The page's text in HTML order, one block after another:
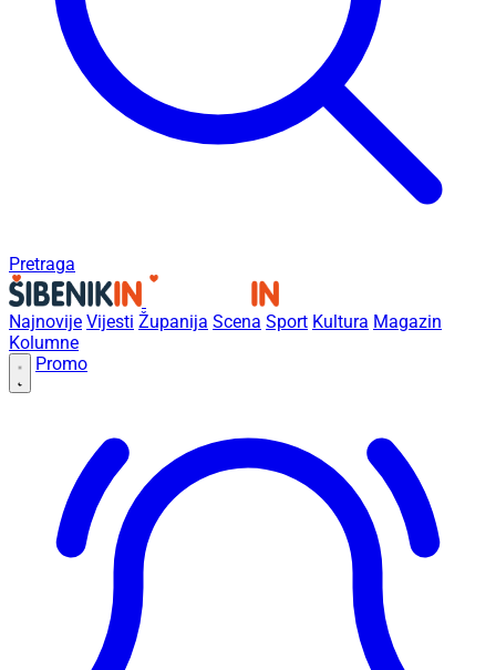
Pretraga
Najnovije Vijesti Županija Scena Sport Kultura Magazin
Kolumne
Promo